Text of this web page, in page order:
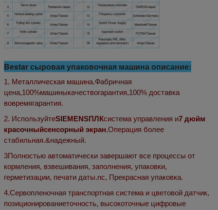
Bestar сыровая упаковочная машина описание:
1. Металлическая машина.Фабричная
цена,100%машиныкачествогарантия,100% доставка
вовремягарантия.
2. ИспользуйтеSIEMENSПЛКсистема управления и7 дюйм
красочныйсенсорный экран,Операция более
стабильная.&надежный.
3Полностью автоматически завершают все процессы от
кормления, взвешивания, заполнения, упаковки,
герметизации, печати даты.nc, Прекрасная упаковка.
4.Сервопленочная транспортная система и цветовой датчик,
позиционированиеточность, высокоточные цифровые